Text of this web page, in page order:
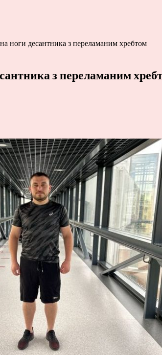
ноги десантника з переламаним хребтом
з переламаним